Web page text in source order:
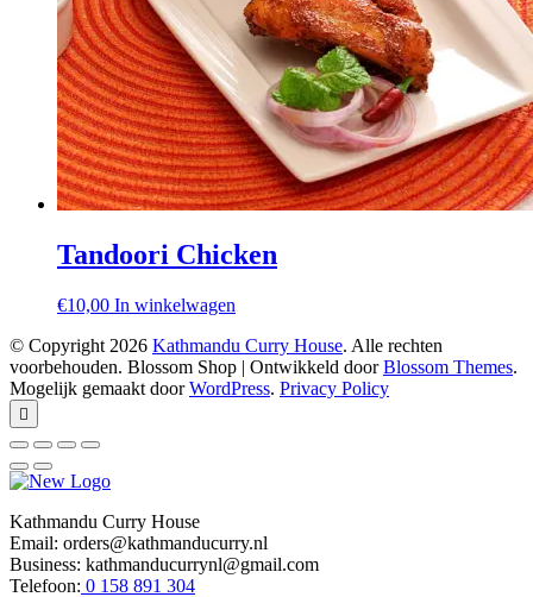
Tandoori Chicken
€10,00 In winkelwagen
© Copyright 2026 Kathmandu Curry House. Alle rechten
voorbehouden. Blossom Shop | Ontwikkeld doorBlossom Themes.
Mogelijk gemaakt doorWordPress. Privacy Policy
Kathmandu Curry House
Email: orders@kathmanducurry.nl
Business: kathmanducurrynl@gmail.com
Telefoon: 0 158 891 304